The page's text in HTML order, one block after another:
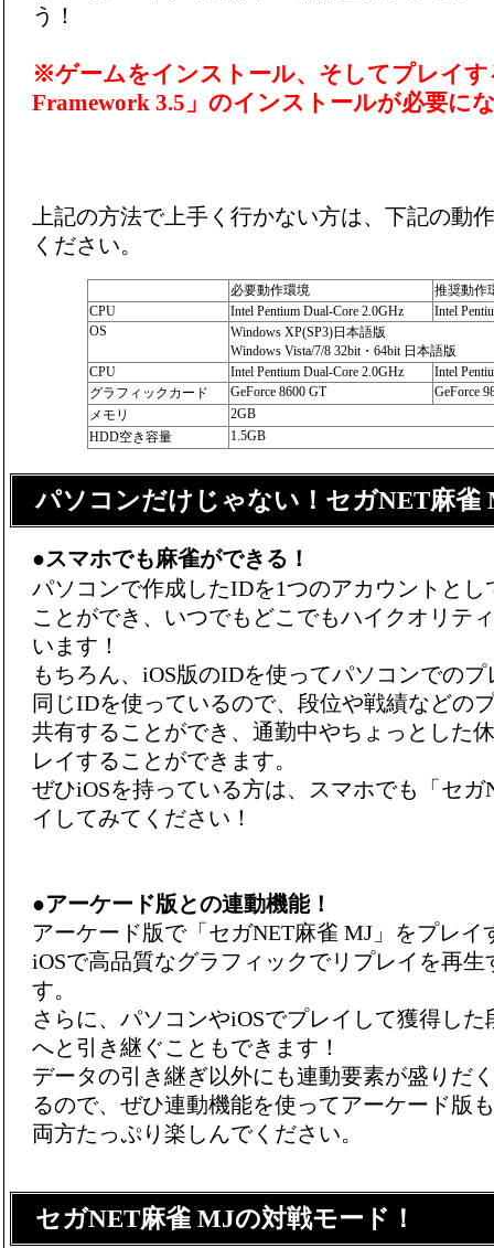
う！
※ゲームをインストール、そしてプレイす
Framework 3.5」 のインストールが必要に
上記の方法で上手く行かない方は、下記の動
ください。
必要動作環境
推奨動作
CPU
Intel Pentium Dual-Core 2.0GHz
Intel
OS
Windows XP(SP3)日本語版
Windows Vista/7/8 32bit・64bit 日本語版
CPU
Intel Pentium Dual-Core 2.0GHz
Intel
グラフィックカード
GeForce 8600 GT
GeForce
メモリ
2GB
HDD空き容量
1.5GB
パソコンだけじゃない！セガNET麻雀
●スマホでも麻雀ができる！
パソコンで作成したIDを1つのアカウントとし
ことができ、いつでもどこでもハイクオリテ
います！
もちろん、iOS版のIDを使ってパソコンでの
同じIDを使っているので、段位や戦績などの
共有することができ、通勤中やちょっとした
レイすることができます。
ぜひiOSを持っている方は、スマホでも「セガ
イしてみてください！
●アーケード版との連動機能！
アーケード版で「セガNET麻雀 MJ」をプレイ
iOSで高品質なグラフィックでリプレイを再生
す。
さらに、パソコンやiOSでプレイして獲得し
へと引き継ぐこともできます！
データの引き継ぎ以外にも連動要素が盛りだ
るので、ぜひ連動機能を使ってアーケード版
両方たっぷり楽しんでください。
セガNET麻雀 MJの対戦モード！